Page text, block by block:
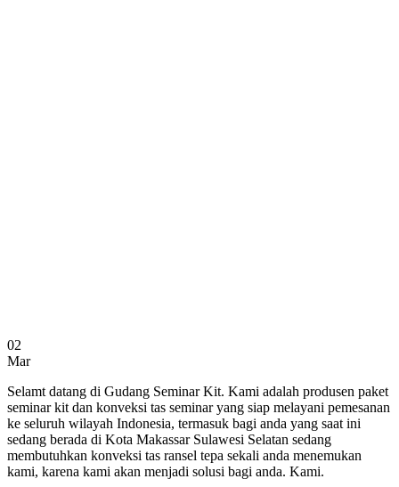
02
Mar
Selamt datang di Gudang Seminar Kit. Kami adalah produsen paket
seminar kit dan konveksi tas seminar yang siap melayani pemesanan
ke seluruh wilayah Indonesia, termasuk bagi anda yang saat ini
sedang berada di Kota Makassar Sulawesi Selatan sedang
membutuhkan konveksi tas ransel tepa sekali anda menemukan
kami, karena kami akan menjadi solusi bagi anda. Kami.